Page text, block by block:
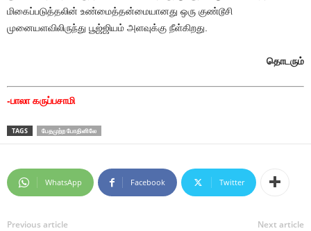
மிகைப்படுத்தலின் உண்மைத்தன்மையானது ஒரு குண்டூசி
முனையளவிலிருந்து பூஜ்ஜியம் அளவுக்கு நீள்கிறது.
தொடரும்
-பாலா கருப்பசாமி
TAGS பேதமுற்ற போதினிலே
WhatsApp Facebook Twitter
Previous article Next article